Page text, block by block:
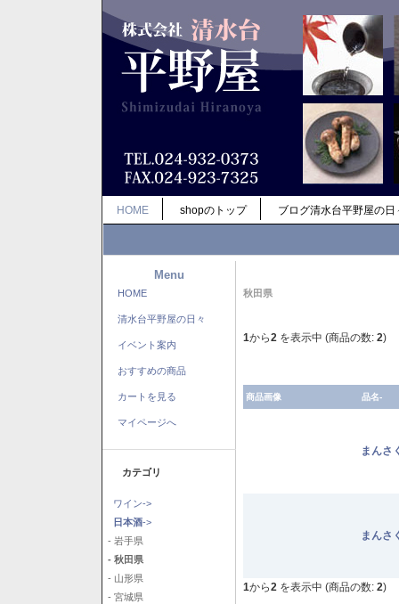
HOME shopのトップ ブログ清水台平野屋の日
Menu
HOME
清水台平野屋の日々
イベント案内
おすすめの商品
カートを見る
マイページへ
カテゴリ
ワイン->
日本酒->
- 岩手県
- 秋田県
- 山形県
- 宮城県
秋田県
1から2 を表示中 (商品の数: 2)
商品画像 品名-
まん
まん
1から2 を表示中 (商品の数: 2)